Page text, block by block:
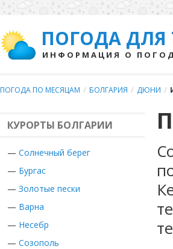
ПОГОДА ДЛЯ
ИНФОРМАЦИЯ О
ПОГОДА ПО МЕСЯЦАМ / БОЛГАРИЯ / ДЮНИ /
КУРОРТЫ БОЛГАРИИ
— Солнечный берег
— Бургас
— Золотые пески
— Варна
— Несебр
— Созополь